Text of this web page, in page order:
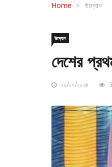
Home উদ্যোগ
উদ্যোগ
দেশের
২৯/০৭/২০২৪